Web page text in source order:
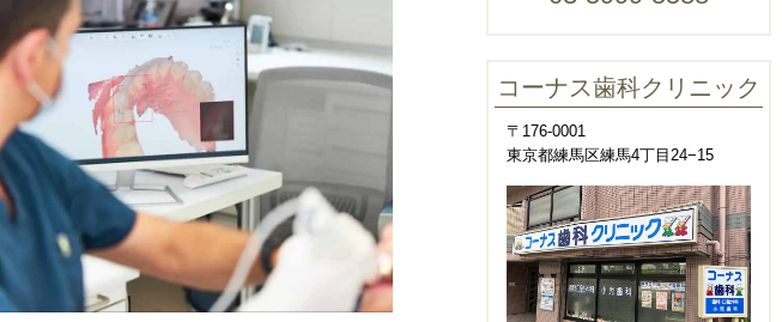
コーナス歯科クリニック
〒176-0001
東京都練馬区練馬4丁目24−15